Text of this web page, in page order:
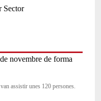
Sector
assistir unes 120 persones.